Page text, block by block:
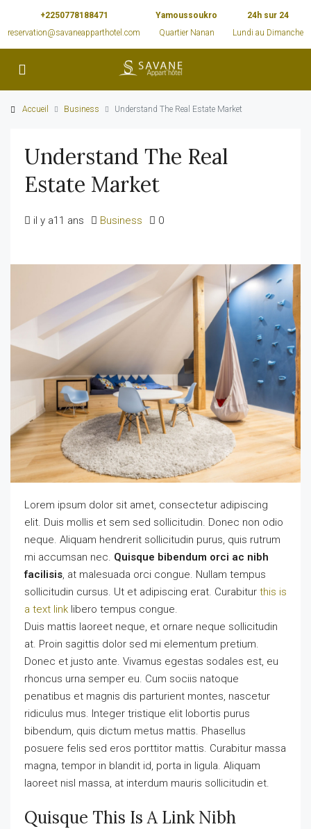
+2250778188471
reservation@savaneapparthotel.com
Yamoussoukro
Quartier Nanan
24h sur 24
Lundi au Dimanche
Accueil Business Understand The Real Estate Market
Understand The Real
Estate Market
il y a11 ans Business 0
Lorem ipsum dolor sit amet, consectetur adipiscing
elit. Duis mollis et sem sed sollicitudin. Donec non odio
neque. Aliquam hendrerit sollicitudin purus, quis rutrum
mi accumsan nec. Quisque bibendum orci ac nibh
facilisis , at malesuada orci congue. Nullam tempus
sollicitudin cursus. Ut et adipiscing erat. Curabitur this is
a text link libero tempus congue.
Duis mattis laoreet neque, et ornare neque sollicitudin
at. Proin sagittis dolor sed mi elementum pretium.
Donec et justo ante. Vivamus egestas sodales est, eu
rhoncus urna semper eu. Cum sociis natoque
penatibus et magnis dis parturient montes, nascetur
ridiculus mus. Integer tristique elit lobortis purus
bibendum, quis dictum metus mattis. Phasellus
posuere felis sed eros porttitor mattis. Curabitur massa
magna, tempor in blandit id, porta in ligula. Aliquam
laoreet nisl massa, at interdum mauris sollicitudin et.
Quisque This Is A Link Nibh